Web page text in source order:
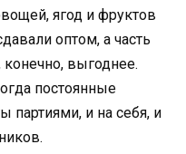
ягод и фруктов
оптом, а часть
выгоднее.
постоянные
партиями, и на себя, и